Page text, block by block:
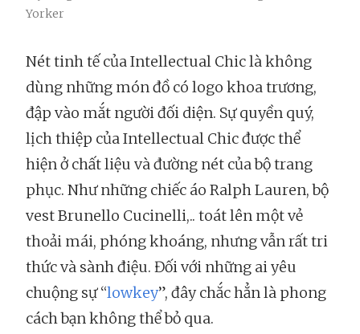
Yorker
Nét tinh tế của Intellectual Chic là không
dùng những món đồ có logo khoa trương,
đập vào mắt người đối diện. Sự quyền quý,
lịch thiệp của Intellectual Chic được thể
hiện ở chất liệu và đường nét của bộ trang
phục. Như những chiếc áo Ralph Lauren, bộ
vest Brunello Cucinelli,.. toát lên một vẻ
thoải mái, phóng khoáng, nhưng vẫn rất tri
thức và sành điệu. Đối với những ai yêu
chuộng sự “lowkey”, đây chắc hẳn là phong
cách bạn không thể bỏ qua.